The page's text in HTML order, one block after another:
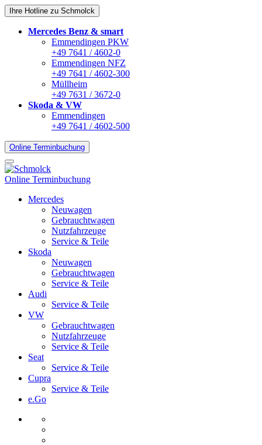
Ihre Hotline zu Schmolck
Mercedes Benz & smart
Emmendingen PKW
+49 7641 / 4602-0
Emmendingen NFZ
+49 7641 / 4602-300
Müllheim
+49 7631 / 3672-0
Skoda & VW
Emmendingen
+49 7641 / 4602-500
Online Terminbuchung
Online Terminbuchung
Mercedes
Neuwagen
Gebrauchtwagen
Nutzfahrzeuge
Service & Teile
Skoda
Neuwagen
Gebrauchtwagen
Service & Teile
Audi
Service & Teile
VW
Gebrauchtwagen
Nutzfahrzeuge
Service & Teile
Seat
Service & Teile
Cupra
Service & Teile
e.Go